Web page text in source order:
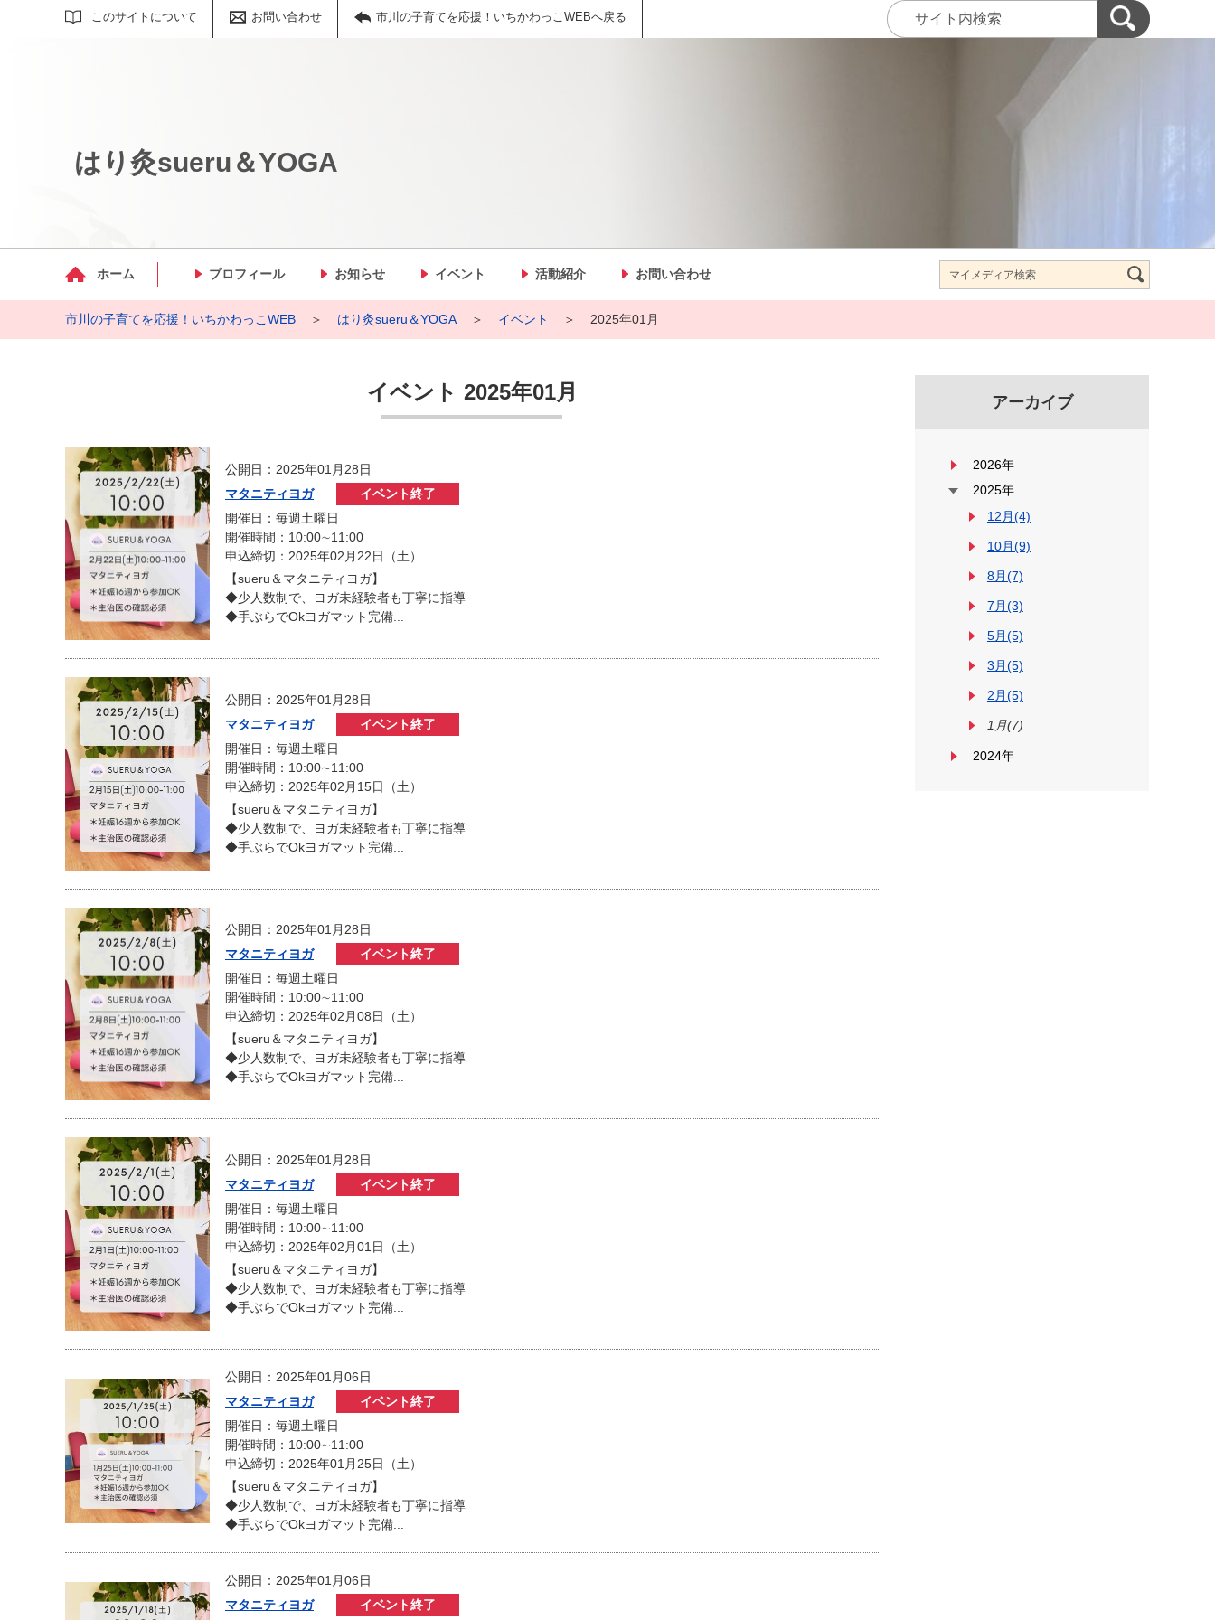
このサイトについて お問い合わせ 市川の子育てを応援！いちかわっこWEBへ戻る
サイト内検索
はり灸sueru＆YOGA
ホーム プロフィール お知らせ イベント 活動紹介 お問い合わせ
マイメディア検索
市川の子育てを応援！いちかわっこWEB ＞ はり灸sueru＆YOGA ＞ イベント ＞ 2025年01月
イベント 2025年01月
公開日：2025年01月28日
マタニティヨガ
イベント終了
開催日：毎週土曜日
開催時間：10:00∼11:00
申込締切：2025年02月22日（土）
【sueru＆マタニティヨガ】
◆少人数制で、ヨガ未経験者も丁寧に指導
◆手ぶらでOkヨガマット完備...
公開日：2025年01月28日
マタニティヨガ
イベント終了
開催日：毎週土曜日
開催時間：10:00∼11:00
申込締切：2025年02月15日（土）
【sueru＆マタニティヨガ】
◆少人数制で、ヨガ未経験者も丁寧に指導
◆手ぶらでOkヨガマット完備...
公開日：2025年01月28日
マタニティヨガ
イベント終了
開催日：毎週土曜日
開催時間：10:00∼11:00
申込締切：2025年02月08日（土）
【sueru＆マタニティヨガ】
◆少人数制で、ヨガ未経験者も丁寧に指導
◆手ぶらでOkヨガマット完備...
公開日：2025年01月28日
マタニティヨガ
イベント終了
開催日：毎週土曜日
開催時間：10:00∼11:00
申込締切：2025年02月01日（土）
【sueru＆マタニティヨガ】
◆少人数制で、ヨガ未経験者も丁寧に指導
◆手ぶらでOkヨガマット完備...
公開日：2025年01月06日
マタニティヨガ
イベント終了
開催日：毎週土曜日
開催時間：10:00∼11:00
申込締切：2025年01月25日（土）
【sueru＆マタニティヨガ】
◆少人数制で、ヨガ未経験者も丁寧に指導
◆手ぶらでOkヨガマット完備...
公開日：2025年01月06日
マタニティヨガ
イベント終了
アーカイブ
2026年
2025年
12月(4)
10月(9)
8月(7)
7月(3)
5月(5)
3月(5)
2月(5)
1月(7)
2024年